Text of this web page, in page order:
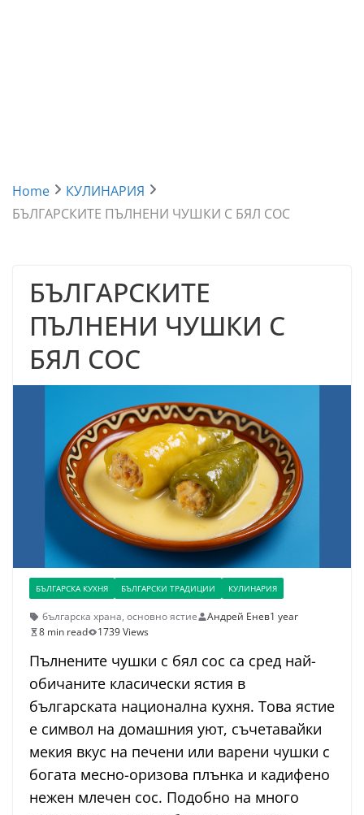
Home
КУЛИНАРИЯ
БЪЛГАРСКИТЕ ПЪЛНЕНИ ЧУШКИ С БЯЛ СОС
БЪЛГАРСКИТЕ
ПЪЛНЕНИ ЧУШКИ С
БЯЛ СОС
БЪЛГАРСКА КУХНЯ БЪЛГАРСКИ ТРАДИЦИИ КУЛИНАРИЯ
българска храна, основно ястие Андрей Енев1 year
8 min read
1739 Views
Пълнените чушки с бял сос са сред най-
обичаните класически ястия в
българската национална кухня. Това ястие
е символ на домашния уют, съчетавайки
мекия вкус на печени или варени чушки с
богата месно-оризова плънка и кадифено
нежен млечен сос. Подобно на много